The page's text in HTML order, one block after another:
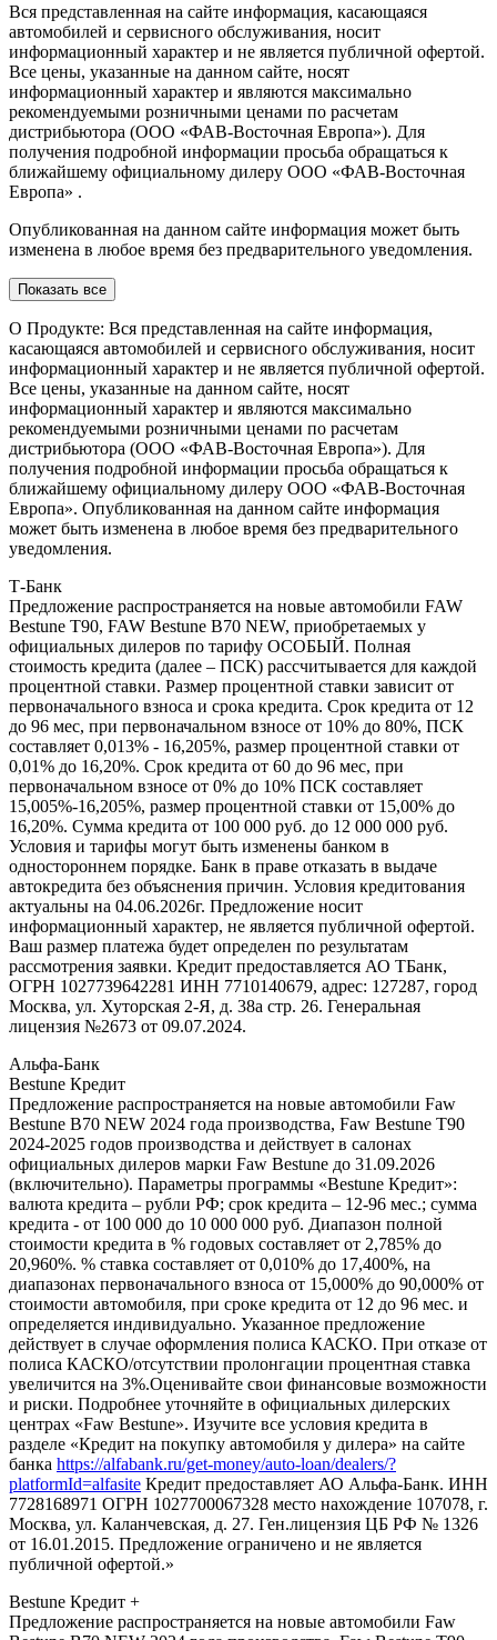
Вся представленная на сайте информация, касающаяся
автомобилей и сервисного обслуживания, носит
информационный характер и не является публичной офертой.
Все цены, указанные на данном сайте, носят
информационный характер и являются максимально
рекомендуемыми розничными ценами по расчетам
дистрибьютора (ООО «ФАВ-Восточная Европа»). Для
получения подробной информации просьба обращаться к
ближайшему официальному дилеру ООО «ФАВ-Восточная
Европа» .
Опубликованная на данном сайте информация может быть
изменена в любое время без предварительного уведомления.
Показать все
О Продукте: Вся представленная на сайте информация,
касающаяся автомобилей и сервисного обслуживания, носит
информационный характер и не является публичной офертой.
Все цены, указанные на данном сайте, носят
информационный характер и являются максимально
рекомендуемыми розничными ценами по расчетам
дистрибьютора (ООО «ФАВ-Восточная Европа»). Для
получения подробной информации просьба обращаться к
ближайшему официальному дилеру ООО «ФАВ-Восточная
Европа». Опубликованная на данном сайте информация
может быть изменена в любое время без предварительного
уведомления.
Т-Банк
Предложение распространяется на новые автомобили FAW
Bestune T90, FAW Bestune В70 NEW, приобретаемых у
официальных дилеров по тарифу ОСОБЫЙ. Полная
стоимость кредита (далее – ПСК) рассчитывается для каждой
процентной ставки. Размер процентной ставки зависит от
первоначального взноса и срока кредита. Срок кредита от 12
до 96 мес, при первоначальном взносе от 10% до 80%, ПСК
составляет 0,013% - 16,205%, размер процентной ставки от
0,01% до 16,20%. Срок кредита от 60 до 96 мес, при
первоначальном взносе от 0% до 10% ПСК составляет
15,005%-16,205%, размер процентной ставки от 15,00% до
16,20%. Сумма кредита от 100 000 руб. до 12 000 000 руб.
Условия и тарифы могут быть изменены банком в
одностороннем порядке. Банк в праве отказать в выдаче
автокредита без объяснения причин. Условия кредитования
актуальны на 04.06.2026г. Предложение носит
информационный характер, не является публичной офертой.
Ваш размер платежа будет определен по результатам
рассмотрения заявки. Кредит предоставляется АО ТБанк,
ОГРН 1027739642281 ИНН 7710140679, адрес: 127287, город
Москва, ул. Хуторская 2-Я, д. 38а стр. 26. Генеральная
лицензия №2673 от 09.07.2024.
Альфа-Банк
Bestune Кредит
Предложение распространяется на новые автомобили Faw
Bestune B70 NEW 2024 года производства, Faw Bestune T90
2024-2025 годов производства и действует в салонах
официальных дилеров марки Faw Bestune до 31.09.2026
(включительно). Параметры программы «Bestune Кредит»:
валюта кредита – рубли РФ; срок кредита – 12-96 мес.; сумма
кредита - от 100 000 до 10 000 000 руб. Диапазон полной
стоимости кредита в % годовых составляет от 2,785% до
20,960%. % ставка составляет от 0,010% до 17,400%, на
диапазонах первоначального взноса от 15,000% до 90,000% от
стоимости автомобиля, при сроке кредита от 12 до 96 мес. и
определяется индивидуально. Указанное предложение
действует в случае оформления полиса КАСКО. При отказе от
полиса КАСКО/отсутствии пролонгации процентная ставка
увеличится на 3%.Оценивайте свои финансовые возможности
и риски. Подробнее уточняйте в официальных дилерских
центрах «Faw Bestune». Изучите все условия кредита в
разделе «Кредит на покупку автомобиля у дилера» на сайте
банка https://alfabank.ru/get-money/auto-loan/dealers/?
platformId=alfasite Кредит предоставляет АО Альфа-Банк. ИНН
7728168971 ОГРН 1027700067328 место нахождение 107078, г.
Москва, ул. Каланчевская, д. 27. Ген.лицензия ЦБ РФ № 1326
от 16.01.2015. Предложение ограничено и не является
публичной офертой.»
Bestune Кредит +
Предложение распространяется на новые автомобили Faw